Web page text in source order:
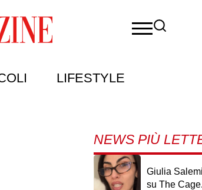
LIFESTYLE
NEWS PIÙ
Giulia
su The